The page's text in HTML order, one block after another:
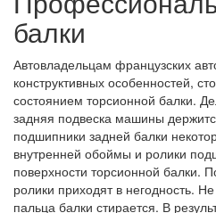
балки
Автовладельцам французских
конструктивных особенностей,
состоянием торсионной балки.
задняя подвеска машины
подшипники задней балки
внутренней обоймы и ролики
поверхности торсионной балки.
ролики приходят в негодность.
пальца балки стирается. В